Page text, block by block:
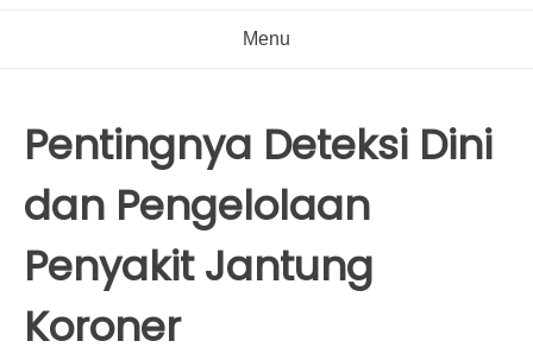
Menu
Pentingnya Deteksi Dini
dan Pengelolaan
Penyakit Jantung
Koroner